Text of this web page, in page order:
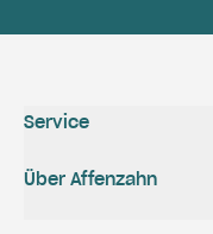
Service
Über Affenzahn